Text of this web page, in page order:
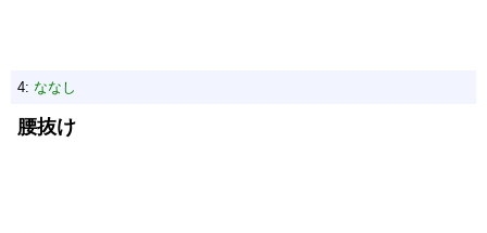
4: ななし
腰抜け